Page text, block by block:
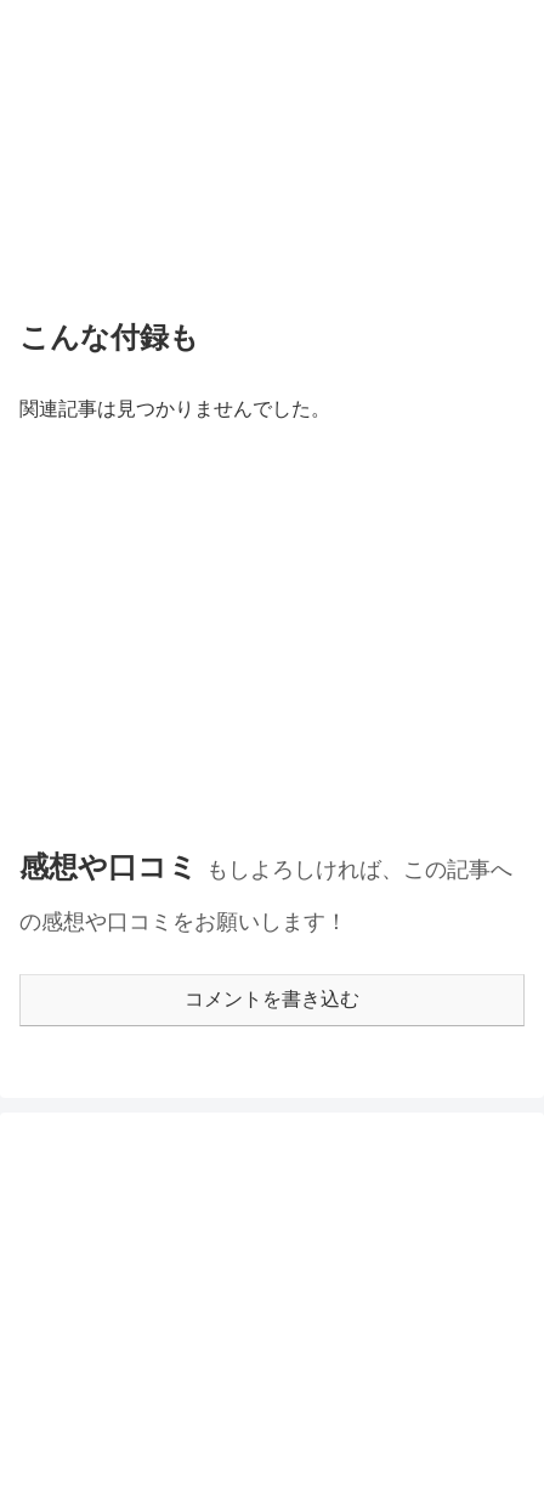
こんな付録も
関連記事は見つかりませんでした。
感想や口コミ
もしよろしければ、この記事へ
の感想や口コミをお願いします！
コメントを書き込む